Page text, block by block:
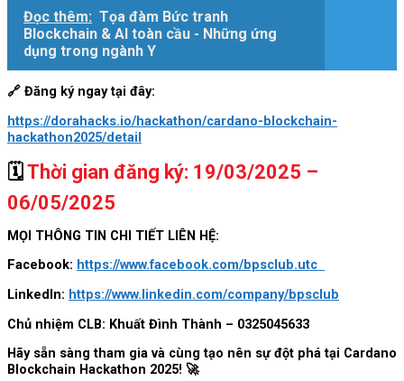
Đọc thêm: Tọa đàm Bức tranh
Blockchain & AI toàn cầu - Những ứng
dụng trong ngành Y
🔗 Đăng ký ngay tại đây:
https://dorahacks.io/hackathon/cardano-blockchain-
hackathon2025/detail
🗓️ Thời gian đăng ký: 19/03/2025 –
06/05/2025
MỌI THÔNG TIN CHI TIẾT LIÊN HỆ:
Facebook: https://www.facebook.com/bpsclub.utc
LinkedIn: https://www.linkedin.com/company/bpsclub
Chủ nhiệm CLB: Khuất Đình Thành – 0325045633
Hãy sẵn sàng tham gia và cùng tạo nên sự đột phá tại Cardano
Blockchain Hackathon 2025! 🚀